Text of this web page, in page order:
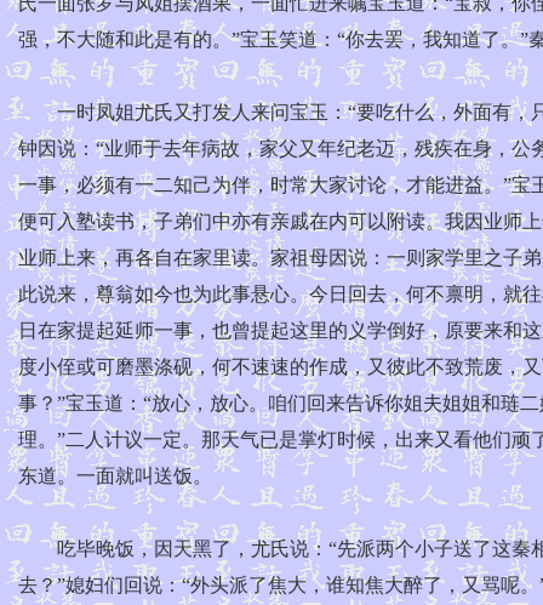
强，不大随和此是有的。”宝玉笑道：“你去罢，我知道了。”
一时凤姐尤氏又打发人来问宝玉：“要吃什么，外面有，
钟因说：“业师于去年病故，家父又年纪老迈，残疾在身，
一事，必须有一二知己为伴，时常大家讨论，才能进益。”
便可入塾读书，子弟们中亦有亲戚在内可以附读。我因业师
业师上来，再各自在家里读。家祖母因说：一则家学里之子
此说来，尊翁如今也为此事悬心。今日回去，何不禀明，就
日在家提起延师一事，也曾提起这里的义学倒好，原要来和
度小侄或可磨墨涤砚，何不速速的作成，又彼此不致荒废，
事？”宝玉道：“放心，放心。咱们回来告诉你姐夫姐姐和琏
理。”二人计议一定。那天气已是掌灯时候，出来又看他们
东道。一面就叫送饭。
吃毕晚饭，因天黑了，尤氏说：“先派两个小子送了这秦
去？”媳妇们回说：“外头派了焦大，谁知焦大醉了，又骂呢